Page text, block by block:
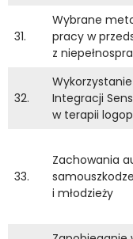
31.
Wybrane
pracy w
z
32.
Integracji
w terapii
33.
Zachowania
i młodzieży